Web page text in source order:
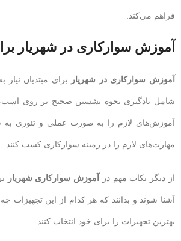
فراهم می‌کند.
آموزش سوارکاری در شهریار
آموزش سوارکاری در شهریار برای مبتدیان
شامل یادگیری نحوه نشستن صحیح بر روی
آموزش‌های لازم را به صورت عملی و تئوری به
مهارت‌های لازم را در زمینه سوارکاری کسب کنند.
از دیگر نکات مهم در آموزش سوارکاری شهریار
آشنا شوند و بدانند که هر کدام از این تجهیزات
بهترین تجهیزات را برای خود انتخاب کنند.